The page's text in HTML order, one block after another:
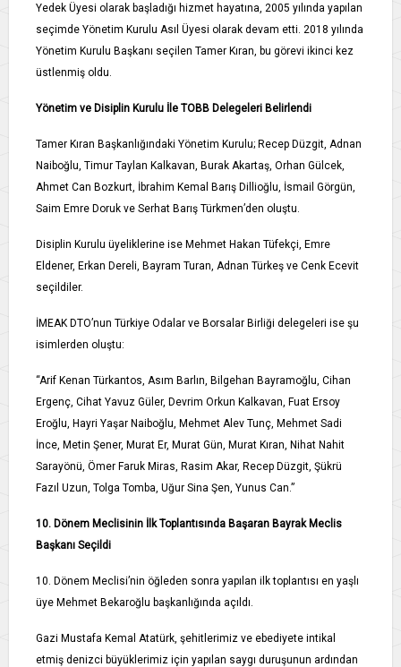
Yedek Üyesi olarak başladığı hizmet hayatına, 2005 yılında yapılan
seçimde Yönetim Kurulu Asıl Üyesi olarak devam etti. 2018 yılında
Yönetim Kurulu Başkanı seçilen Tamer Kıran, bu görevi ikinci kez
üstlenmiş oldu.
Yönetim ve Disiplin Kurulu İle TOBB Delegeleri Belirlendi
Tamer Kıran Başkanlığındaki Yönetim Kurulu; Recep Düzgit, Adnan
Naiboğlu, Timur Taylan Kalkavan, Burak Akartaş, Orhan Gülcek,
Ahmet Can Bozkurt, İbrahim Kemal Barış Dillioğlu, İsmail Görgün,
Saim Emre Doruk ve Serhat Barış Türkmen’den oluştu.
Disiplin Kurulu üyeliklerine ise Mehmet Hakan Tüfekçi, Emre
Eldener, Erkan Dereli, Bayram Turan, Adnan Türkeş ve Cenk Ecevit
seçildiler.
İMEAK DTO’nun Türkiye Odalar ve Borsalar Birliği delegeleri ise şu
isimlerden oluştu:
“Arif Kenan Türkantos, Asım Barlın, Bilgehan Bayramoğlu, Cihan
Ergenç, Cihat Yavuz Güler, Devrim Orkun Kalkavan, Fuat Ersoy
Eroğlu, Hayri Yaşar Naiboğlu, Mehmet Alev Tunç, Mehmet Sadi
İnce, Metin Şener, Murat Er, Murat Gün, Murat Kıran, Nihat Nahit
Sarayönü, Ömer Faruk Miras, Rasim Akar, Recep Düzgit, Şükrü
Fazıl Uzun, Tolga Tomba, Uğur Sina Şen, Yunus Can.”
10. Dönem Meclisinin İlk Toplantısında Başaran Bayrak Meclis
Başkanı Seçildi
10. Dönem Meclisi’nin öğleden sonra yapılan ilk toplantısı en yaşlı
üye Mehmet Bekaroğlu başkanlığında açıldı.
Gazi Mustafa Kemal Atatürk, şehitlerimiz ve ebediyete intikal
etmiş denizci büyüklerimiz için yapılan saygı duruşunun ardından